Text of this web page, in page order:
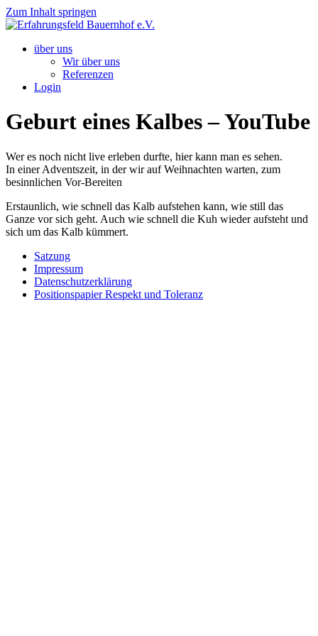
Zum Inhalt springen
über uns
Wir über uns
Referenzen
Login
Geburt eines Kalbes – YouTube
Wer es noch nicht live erleben durfte, hier kann man es sehen.
In einer Adventszeit, in der wir auf Weihnachten warten, zum
besinnlichen Vor-Bereiten
Erstaunlich, wie schnell das Kalb aufstehen kann, wie still das
Ganze vor sich geht. Auch wie schnell die Kuh wieder aufsteht und
sich um das Kalb kümmert.
Satzung
Impressum
Datenschutzerklärung
Positionspapier Respekt und Toleranz